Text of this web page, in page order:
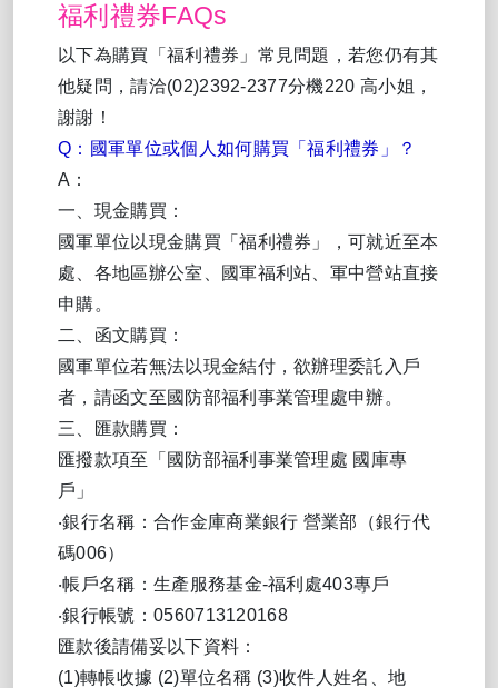
福利禮券FAQs
以下為購買「福利禮券」常見問題，若您仍有其
他疑問，請洽(02)2392-2377分機220 高小姐，
謝謝！
Q：國軍單位或個人如何購買「福利禮券」？
A：
一、現金購買：
國軍單位以現金購買「福利禮券」，可就近至本
處、各地區辦公室、國軍福利站、軍中營站直接
申購。
二、函文購買：
國軍單位若無法以現金結付，欲辦理委託入戶
者，請函文至國防部福利事業管理處申辦。
三、匯款購買：
匯撥款項至「國防部福利事業管理處 國庫專
戶」
‧銀行名稱：合作金庫商業銀行 營業部（銀行代
碼006）
‧帳戶名稱：生產服務基金-福利處403專戶
‧銀行帳號：0560713120168
匯款後請備妥以下資料：
(1)轉帳收據 (2)單位名稱 (3)收件人姓名、地